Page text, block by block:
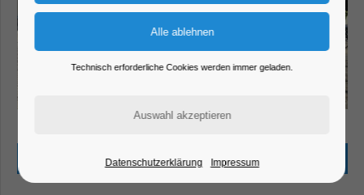
Beschreibung
Technisch erforderliche Cookies werden immer geladen.
Datenschutzerklärung Impressum